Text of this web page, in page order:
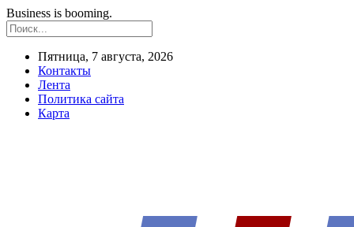
Business is booming.
Пятница, 7 августа, 2026
Контакты
Лента
Политика сайта
Карта